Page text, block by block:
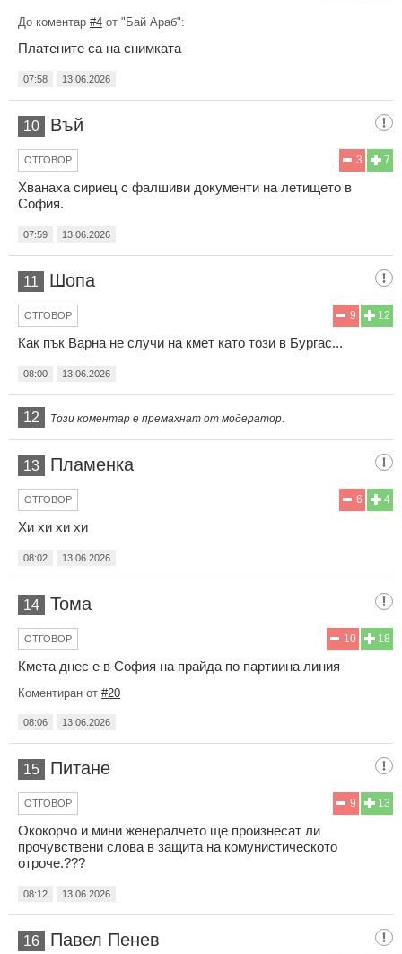
До коментар #4 от "Бай Араб":
Платените са на снимката
07:58 13.06.2026
10 Въй
7
3
ОТГОВОР
Хванаха сириец с фалшиви документи на летището в
София.
07:59 13.06.2026
11 Шопа
12
9
ОТГОВОР
Как пък Варна не случи на кмет като този в Бургас...
08:00 13.06.2026
12 Този коментар е премахнат от модератор.
13 Пламенка
4
6
ОТГОВОР
Хи хи хи хи
08:02 13.06.2026
14 Тома
18
10
ОТГОВОР
Кмета днес е в София на прайда по партиина линия
Коментиран от #20
08:06 13.06.2026
15 Питане
13
9
ОТГОВОР
Ококорчо и мини женералчето ще произнесат ли
прочувствени слова в защита на комунистическото
отроче.???
08:12 13.06.2026
16 Павел Пенев